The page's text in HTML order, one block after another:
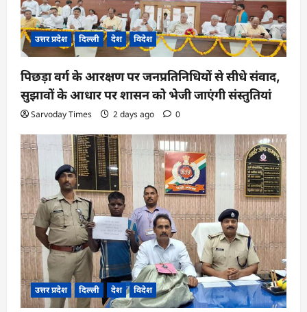
n
उत्तर प्रदेश दिल्ली देश विदेश
पिछड़ा वर्ग के आरक्षण पर जनप्रतिनिधियों से सीधे संवाद,
सुझावों के आधार पर शासन को भेजी जाएंगी संस्तुतियां
Sarvoday Times 2 days ago 0
उत्तर प्रदेश दिल्ली देश विदेश